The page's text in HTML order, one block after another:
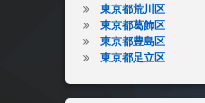
東京都荒川区
東京都葛飾区
東京都豊島区
東京都足立区